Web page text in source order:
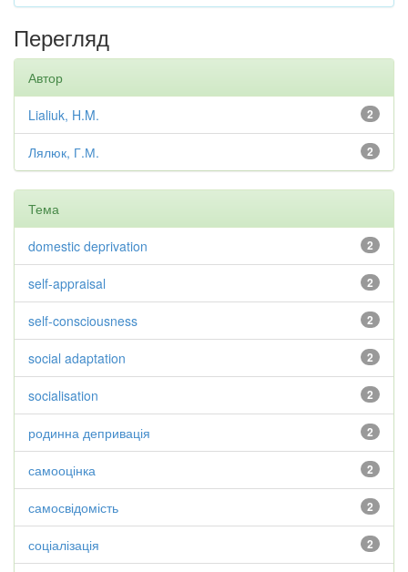
Перегляд
Автор
2
Lialiuk, H.M.
2
Лялюк, Г.М.
Тема
2
domestic deprivation
2
self-appraisal
2
self-consciousness
2
social adaptation
2
socialisation
2
родинна депривація
2
самооцінка
2
самосвідомість
2
соціалізація